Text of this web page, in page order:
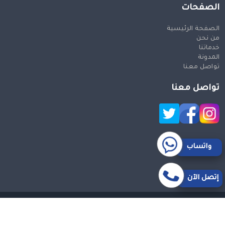
الصفحات
الصفحة الرئيسية
من نحن
خدماتنا
المدونة
تواصل معنا
تواصل معنا
إتصل الآن
واتساب